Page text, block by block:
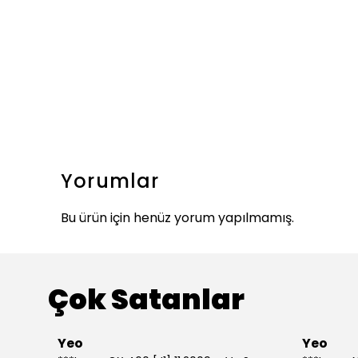
Yorumlar
Bu ürün için henüz yorum yapılmamış.
Çok Satanlar
Yeo Yeo